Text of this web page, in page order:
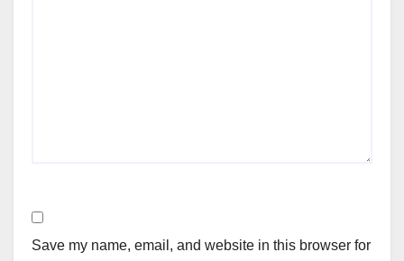
Save my name, email, and website in this browser for